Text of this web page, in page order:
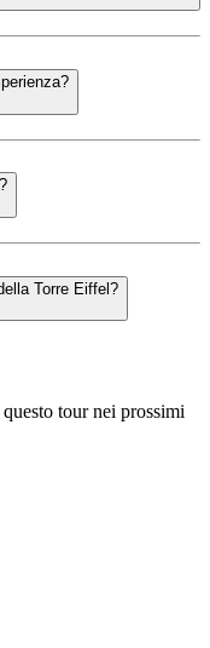
Torre Eiffel?
tour nei prossimi